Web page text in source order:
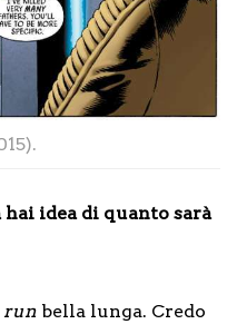
idea di quanto sarà
run bella lunga. Credo